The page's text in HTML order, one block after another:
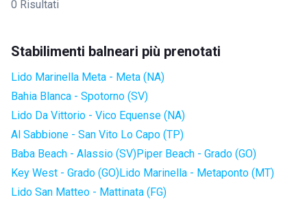
0 Risultati
Stabilimenti balneari più prenotati
Lido Marinella Meta - Meta (NA)
Bahia Blanca - Spotorno (SV)
Lido Da Vittorio - Vico Equense (NA)
Al Sabbione - San Vito Lo Capo (TP)
Baba Beach - Alassio (SV)Piper Beach - Grado (GO)
Key West - Grado (GO)Lido Marinella - Metaponto (MT)
Lido San Matteo - Mattinata (FG)